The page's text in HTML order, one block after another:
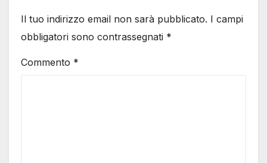
Il tuo indirizzo email non sarà pubblicato. I campi
obbligatori sono contrassegnati *
Commento *